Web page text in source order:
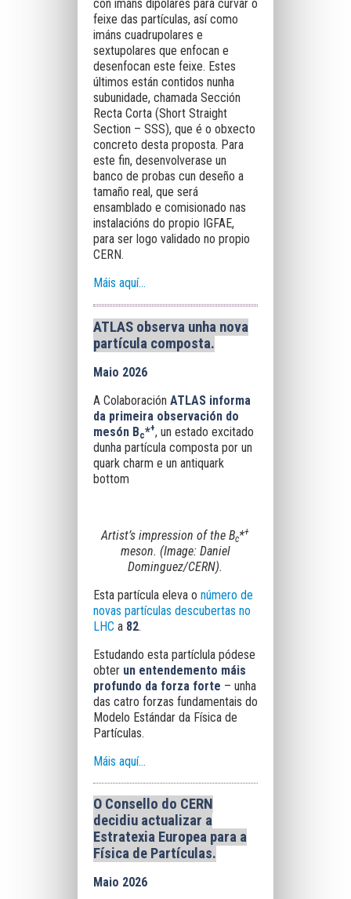
con imáns dipolares para curvar o
feixe das partículas, así como
imáns cuadrupolares e
sextupolares que enfocan e
desenfocan este feixe. Estes
últimos están contidos nunha
subunidade, chamada Sección
Recta Corta (Short Straight
Section – SSS), que é o obxecto
concreto desta proposta. Para
este fin, desenvolverase un
banco de probas cun deseño a
tamaño real, que será
ensamblado e comisionado nas
instalacións do propio IGFAE,
para ser logo validado no propio
CERN.
Máis aquí...
ATLAS observa unha nova
partícula composta.
Maio 2026
A Colaboración ATLAS informa
da primeira observación do
mesón Bc*+, un estado excitado
dunha partícula composta por un
quark charm e un antiquark
bottom
Artist’s impression of the Bc*+
meson. (Image: Daniel
Dominguez/CERN).
Esta partícula eleva o número de
novas partículas descubertas no
LHC a 82.
Estudando esta partíclula pódese
obter un entendemento máis
profundo da forza forte – unha
das catro forzas fundamentais do
Modelo Estándar da Física de
Partículas.
Máis aquí...
O Consello do CERN
decidiu actualizar a
Estratexia Europea para a
Física de Partículas.
Maio 2026